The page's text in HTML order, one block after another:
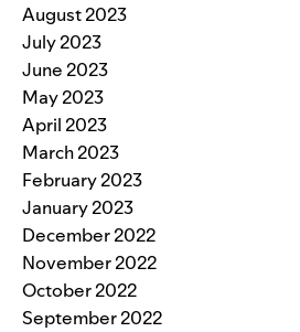
August 2023
July 2023
June 2023
May 2023
April 2023
March 2023
February 2023
January 2023
December 2022
November 2022
October 2022
September 2022